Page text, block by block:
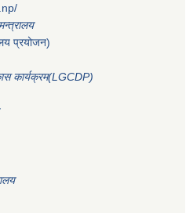
प्रयोजन)
कार्यक्रम(LGCDP)